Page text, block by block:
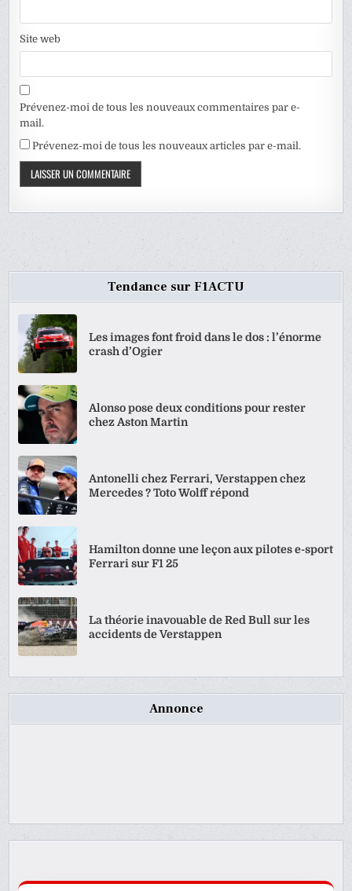
Site web
Prévenez-moi de tous les nouveaux commentaires par e-
mail.
Prévenez-moi de tous les nouveaux articles par e-mail.
Tendance sur F1ACTU
Les images font froid dans le dos : l’énorme
crash d’Ogier
Alonso pose deux conditions pour rester
chez Aston Martin
Antonelli chez Ferrari, Verstappen chez
Mercedes ? Toto Wolff répond
Hamilton donne une leçon aux pilotes e-sport
Ferrari sur F1 25
La théorie inavouable de Red Bull sur les
accidents de Verstappen
Annonce